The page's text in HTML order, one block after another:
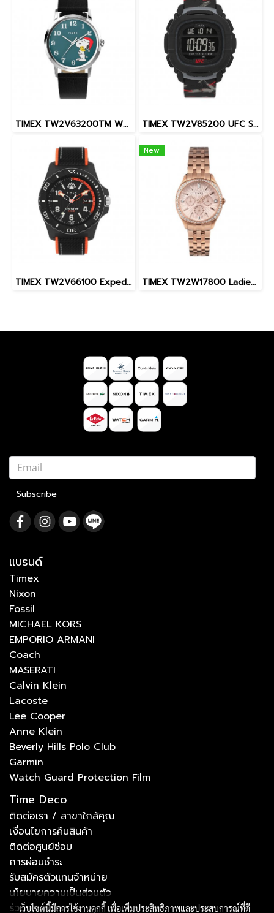
TIMEX TW2V63200TM W22 PEANUTS MARLIN SNOOPY TIMEX TW2V85200 UFC Street Shock XL Fight Week นาฬิกาข้อมือผู้ชาย สายซิลิโคน สีดำ หน้าปัด 45 มม.
TIMEX TW2V66100 Expedition North® Freedive Ocea นาฬิกาข้อมือผู้ชาย สายผลิตจากวัสดุใต้ทะเลลึก สีดำ/ส้ม หน้าปัด 46 มม.
New
TIMEX TW2W17800 Ladies นาฬิกาข้อมือผู้หญิง สายสแตนเลส สีโรสโกลด์ หน้าปัด 36 มม.
Subscribe
แบรนด์
Timex
Nixon
Fossil
MICHAEL KORS
EMPORIO ARMANI
Coach
MASERATI
Calvin Klein
Lacoste
Lee Cooper
Anne Klein
Beverly Hills Polo Club
Garmin
Watch Guard Protection Film
Time Deco
ติดต่อเรา / สาขาใกล้คุณ
เงื่อนไขการคืนสินค้า
ติดต่อศูนย์ซ่อม
การผ่อนชำระ
รับสมัครตัวแทนจำหน่าย
นโยบายความเป็นส่วนตัว
ร่วมงานกับเรา
เว็บไซต์นี้มีการใช้งานคุกกี้ เพื่อเพิ่มประสิทธิภาพและประสบการณ์ที่ดี